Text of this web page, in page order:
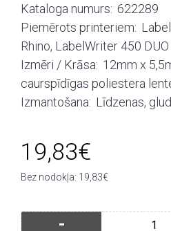
Kataloga numurs: 622289
Piemērots printeriem:
Rhino, LabelWriter 450 DUO
Izmēri / Krāsa: 12mm x
caurspīdīgas poliestera
Izmantošana: Līdzenas,
19,83€
Bez nodokļa: 19,83€
-